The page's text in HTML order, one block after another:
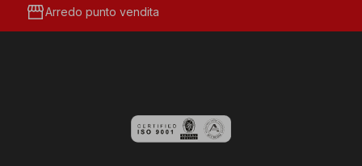
storefrontArredo punto vendita